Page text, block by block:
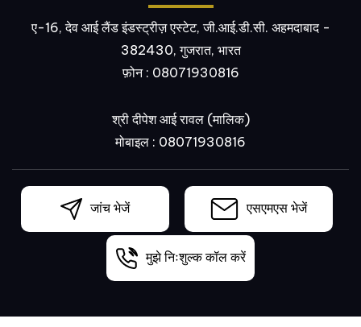
ए-16, देव आई लैंड इंडस्ट्रीज़ एस्टेट, जी.आई.डी.सी. अहमदाबाद -
382430, गुजरात, भारत
फ़ोन : 08071930816
श्री दीपेश आई रावल(मालिक)
मोबाइल : 08071930816
जांच भेजें एसएमएस भेजें
मुझे निःशुल्क कॉल करें